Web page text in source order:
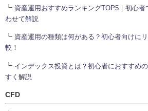
┗ 資産運用おすすめランキングTOP5｜初心
わせて解説
┗ 資産運用の種類は何がある？初心者向けに
較！
┗ インデックス投資とは？初心者におすすめ
すく解説
CFD